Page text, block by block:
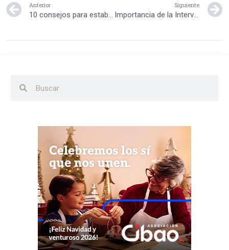
Anterior
10 consejos para estabilizar tu peso
Siguiente
Importancia de la Intervención Temprana